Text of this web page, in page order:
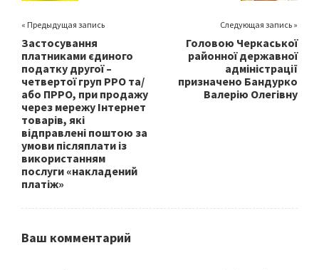
« Предыдущая запись
Застосування
платниками єдиного
податку другої –
четвертої груп РРО та/
або ПРРО, при продажу
через мережу Інтернет
товарів, які
відправлені поштою за
умови післяплати із
використанням
послуги «накладений
платіж»
Следующая запись »
Головою Черкаської
районної державної
адміністрації
призначено Бандурко
Валерію Олегівну
Ваш комментарий